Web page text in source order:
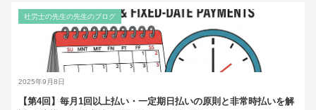
2025年9月8日
社労士の先生の先生のブログ
【第4回】毎月1回以上払い・一定期日払いの原則と非常時払いを解